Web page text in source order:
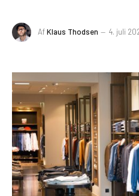
AfKlaus Thodsen 4. juli